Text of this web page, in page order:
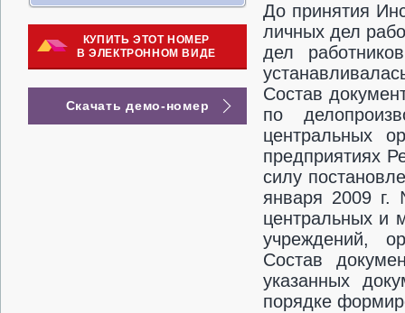
КУПИТЬ ЭТОТ НОМЕР
В ЭЛЕКТРОННОМ ВИДЕ
Скачать демо-номер
До принятия
личных дел
дел
Состав
по
центральных
предприятиях
силу
января 2009
центральных и
учреждений,
Состав
указанных
порядке